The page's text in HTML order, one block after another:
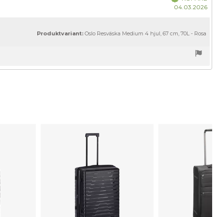
04.03.2026
Produktvariant: Oslo Resväska Medium 4 hjul, 67 cm, 70L - Rosa